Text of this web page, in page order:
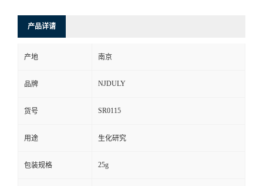
产品详请
产地 南京
品牌 NJDULY
货号 SR0115
用途 生化研究
包装规格 25g